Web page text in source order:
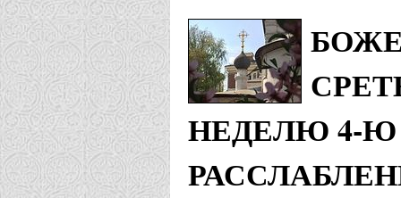
НЕДЕЛЮ 4-Ю